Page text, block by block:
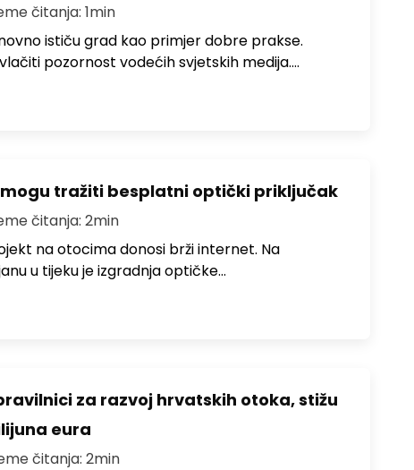
čitanja: 1min
ističu grad kao primjer dobre prakse.
pozornost vodećih svjetskih medija.…
tražiti besplatni optički priključak
čitanja: 2min
na otocima donosi brži internet. Na
u tijeku je izgradnja optičke…
za razvoj hrvatskih otoka, stižu
eura
čitanja: 2min